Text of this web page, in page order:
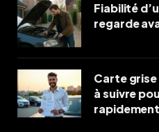
Fiabilité
regarde
Carte
à suivre
rapidement